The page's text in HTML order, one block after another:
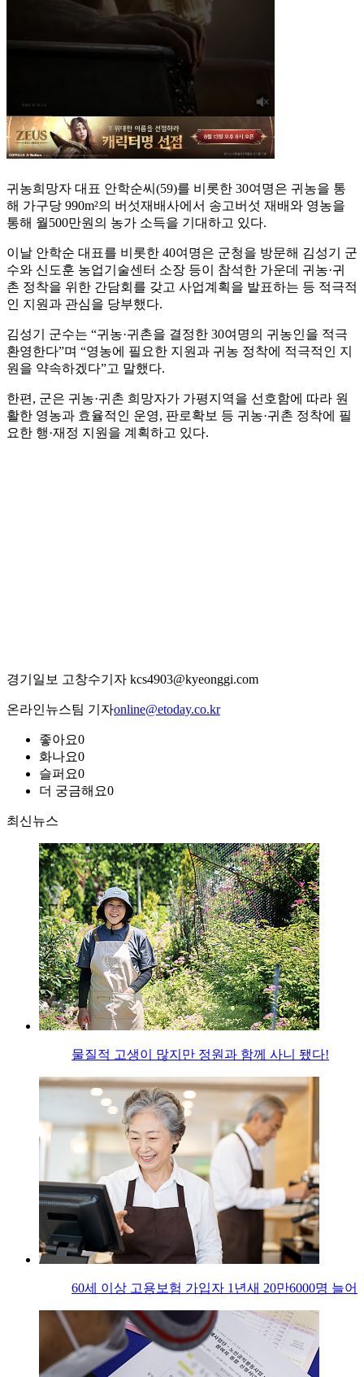
귀농희망자 대표 안학순씨(59)를 비롯한 30여명은 귀농을 통
해 가구당 990m²의 버섯재배사에서 송고버섯 재배와 영농을
통해 월500만원의 농가 소득을 기대하고 있다.
이날 안학순 대표를 비롯한 40여명은 군청을 방문해 김성기 군
수와 신도훈 농업기술센터 소장 등이 참석한 가운데 귀농·귀
촌 정착을 위한 간담회를 갖고 사업계획을 발표하는 등 적극적
인 지원과 관심을 당부했다.
김성기 군수는 “귀농·귀촌을 결정한 30여명의 귀농인을 적극
환영한다”며 “영농에 필요한 지원과 귀농 정착에 적극적인 지
원을 약속하겠다”고 말했다.
한편, 군은 귀농·귀촌 희망자가 가평지역을 선호함에 따라 원
활한 영농과 효율적인 운영, 판로확보 등 귀농·귀촌 정착에 필
요한 행·재정 지원을 계획하고 있다.
경기일보 고창수기자 kcs4903@kyeonggi.com
온라인뉴스팀 기자online@etoday.co.kr
좋아요0
화나요0
슬퍼요0
더 궁금해요0
최신뉴스
물질적 고생이 많지만 정원과 함께 사니 됐다!
60세 이상 고용보험 가입자 1년새 20만6000명 늘어